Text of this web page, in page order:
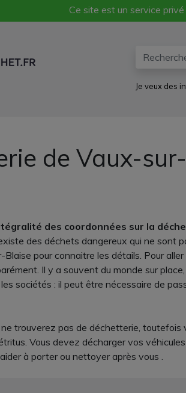
Ce site est un service
Je veux des
de Vaux-
des coordonnées sur la
des déchets dangereux qui ne
pour connaitre les détails. Pour
Il y a souvent du monde sur
sociétés : il peut être nécessaire de
trouverez pas de déchetterie,
Vous devez décharger vos
à porter ou nettoyer après vous .